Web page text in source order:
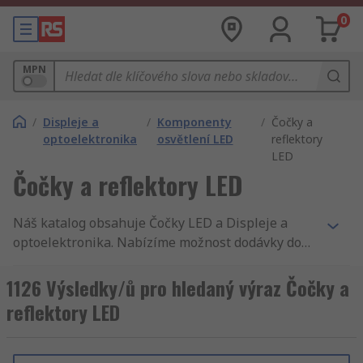
0
MPN
/ Displeje a
optoelektronika
/ Komponenty
osvětlení LED
/ Čočky a
reflektory
LED
Čočky a reflektory LED
Náš katalog obsahuje Čočky LED a Displeje a
optoelektronika. Nabízíme možnost dodávky do
příslušenstvím, vysoko kvalitní služby, není divu,
že zákazníci 160 zemí světa nakupují u RS. My
vám doručíme Čočky LED do druhého dne.
požadavky nejvyšší kvality a bezpečnostních
1126 Výsledky/ů pro hledaný výraz Čočky a
reflektory LED